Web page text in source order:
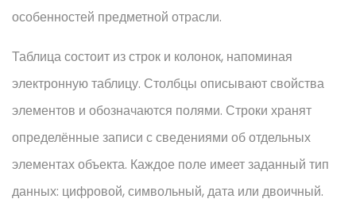
особенностей предметной отрасли.
Таблица состоит из строк и колонок, напоминая
электронную таблицу. Столбцы описывают свойства
элементов и обозначаются полями. Строки хранят
определённые записи с сведениями об отдельных
элементах объекта. Каждое поле имеет заданный тип
данных: цифровой, символьный, дата или двоичный.